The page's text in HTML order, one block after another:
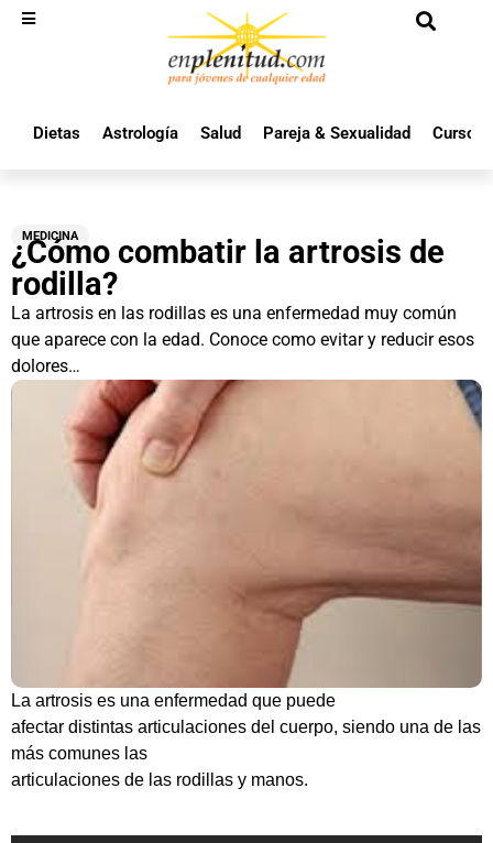
Dietas Astrología Salud Pareja & Sexualidad Cursos
MEDICINA
¿Cómo combatir la artrosis de
rodilla?
La artrosis en las rodillas es una enfermedad muy común
que aparece con la edad. Conoce como evitar y reducir esos
dolores…
La artrosis es una enfermedad que puede
afectar distintas articulaciones del cuerpo, siendo una de las
más comunes las
articulaciones de las rodillas y manos.